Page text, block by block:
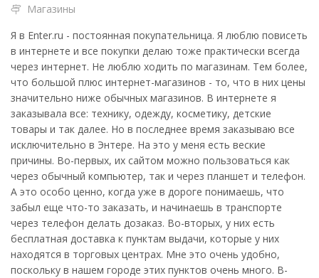
Магазины
Я в Enter.ru - постоянная покупательница. Я люблю повисеть
в интернете и все покупки делаю тоже практически всегда
через интернет. Не люблю ходить по магазинам. Тем более,
что большой плюс интернет-магазинов - то, что в них цены
значительно ниже обычных магазинов. В интернете я
заказывала все: технику, одежду, косметику, детские
товары и так далее. Но в последнее время заказываю все
исключительно в Энтере. На это у меня есть веские
причины. Во-первых, их сайтом можно пользоваться как
через обычный компьютер, так и через планшет и телефон.
А это особо ценно, когда уже в дороге понимаешь, что
забыл еще что-то заказать, и начинаешь в транспорте
через телефон делать дозаказ. Во-вторых, у них есть
бесплатная доставка к пунктам выдачи, которые у них
находятся в торговых центрах. Мне это очень удобно,
поскольку в нашем городе этих пунктов очень много. В-